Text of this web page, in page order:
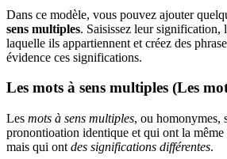
Dans ce modèle, vous pouvez ajouter
sens multiples. Saisissez leur signification,
laquelle ils appartiennent et créez des
évidence ces significations.
Les mots à sens multiples (Les
Les mots à sens multiples, ou homonymes,
pronontioation identique et qui ont la
mais qui ont des significations différentes.